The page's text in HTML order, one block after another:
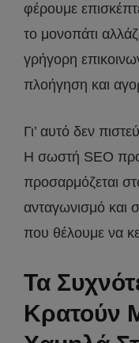
φέρουμε
το μονοπάτι
γρήγορη
πλοήγηση και
Γι’ αυτό δεν
Η σωστή SEO
προσαρμόζεται
ανταγωνισμό και
που θέλουμε να
Τα
Κρατούν